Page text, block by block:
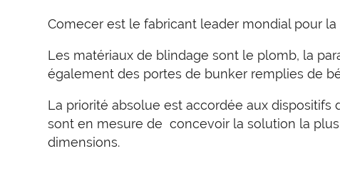
Comecer est le fabricant leader mondial pour
Les matériaux de blindage sont le plomb, la
également des portes de bunker remplies de
La priorité absolue est accordée aux
sont en mesure de concevoir la solution la
dimensions.